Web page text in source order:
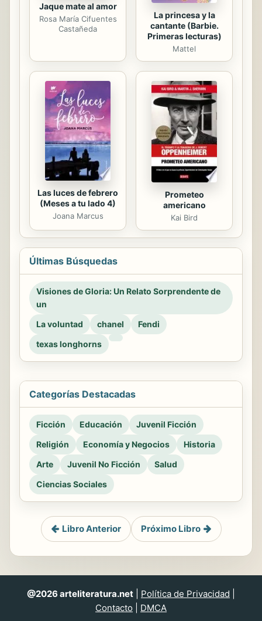
Jaque mate al amor
Rosa María Cifuentes
Castañeda
La princesa y la
cantante (Barbie.
Primeras lecturas)
Mattel
Las luces de febrero
(Meses a tu lado 4)
Joana Marcus
Prometeo
americano
Kai Bird
Últimas Búsquedas
Visiones de Gloria: Un Relato Sorprendente de
un
La voluntad
chanel
Fendi
texas longhorns
Categorías Destacadas
Ficción Educación
Juvenil Ficción
Religión
Economía y Negocios
Historia
Arte
Juvenil No Ficción
Salud
Ciencias Sociales
Libro Anterior Próximo Libro
@2026 arteliteratura.net Política de Privacidad
Contacto
DMCA